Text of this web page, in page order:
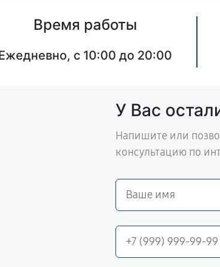
Время работы
с 10:00 до 20:00
У Вас
Напишите или
консультацию по